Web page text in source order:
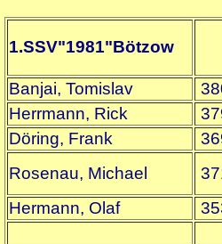
1.SSV"1981"Bötzow
Banjai, Tomislav
Herrmann, Rick
Döring, Frank
Rosenau, Michael
Hermann, Olaf